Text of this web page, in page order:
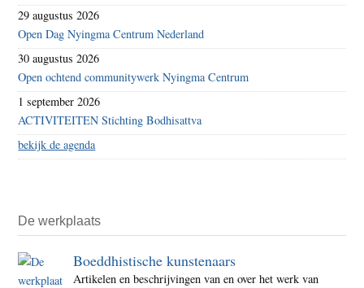
29 augustus 2026
Open Dag Nyingma Centrum Nederland
30 augustus 2026
Open ochtend communitywerk Nyingma Centrum
1 september 2026
ACTIVITEITEN Stichting Bodhisattva
bekijk de agenda
De werkplaats
Boeddhistische kunstenaars
Artikelen en beschrijvingen van en over het werk van